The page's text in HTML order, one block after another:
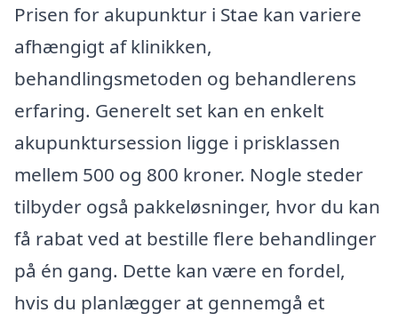
Prisen for akupunktur i Stae kan variere
afhængigt af klinikken,
behandlingsmetoden og behandlerens
erfaring. Generelt set kan en enkelt
akupunktursession ligge i prisklassen
mellem 500 og 800 kroner. Nogle steder
tilbyder også pakkeløsninger, hvor du kan
få rabat ved at bestille flere behandlinger
på én gang. Dette kan være en fordel,
hvis du planlægger at gennemgå et